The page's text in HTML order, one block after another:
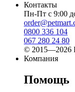
Контакты
Пн-Пт с 9:00
0800 336 104
067 280 24 80
© 2015—2026
Компания
Помощь